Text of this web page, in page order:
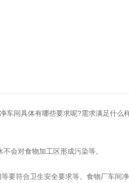
间具体有哪些要求呢?需求满足什
会对食物加工区形成污染等。
要符合卫生安全要求等。食物厂车间